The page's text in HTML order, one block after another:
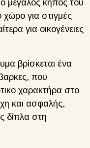
ο μεγάλος κήπος του
χώρο για στιγμές
για οικογένειες
βρίσκεται ένα
που
χαρακτήρα στο
και ασφαλής,
δίπλα στη